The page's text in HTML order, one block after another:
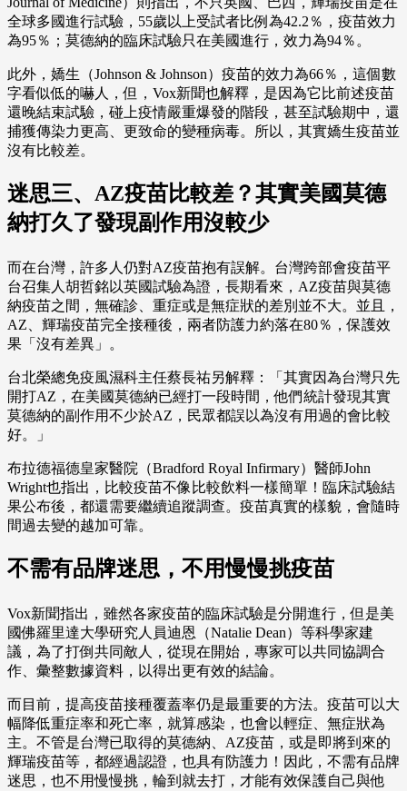
全球多國進行試驗，55歲以上受試者比例為42.2％，疫苗效力
為95％；莫德納的臨床試驗只在美國進行，效力為94％。
此外，嬌生（Johnson & Johnson）疫苗的效力為66％，這個數
字看似低的嚇人，但，Vox新聞也解釋，是因為它比前述疫苗
還晚結束試驗，碰上疫情嚴重爆發的階段，甚至試驗期中，還
捕獲傳染力更高、更致命的變種病毒。所以，其實嬌生疫苗並
沒有比較差。
迷思三、AZ疫苗比較差？其實美國莫德
納打久了發現副作用沒較少
而在台灣，許多人仍對AZ疫苗抱有誤解。台灣跨部會疫苗平
台召集人胡哲銘以英國試驗為證，長期看來，AZ疫苗與莫德
納疫苗之間，無確診、重症或是無症狀的差別並不大。並且，
AZ、輝瑞疫苗完全接種後，兩者防護力約落在80％，保護效
果「沒有差異」。
台北榮總免疫風濕科主任蔡長祐另解釋：「其實因為台灣只先
開打AZ，在美國莫德納已經打一段時間，他們統計發現其實
莫德納的副作用不少於AZ，民眾都誤以為沒有用過的會比較
好。」
布拉德福德皇家醫院（Bradford Royal Infirmary）醫師John
Wright也指出，比較疫苗不像比較飲料一樣簡單！臨床試驗結
果公布後，都還需要繼續追蹤調查。疫苗真實的樣貌，會隨時
間過去變的越加可靠。
不需有品牌迷思，不用慢慢挑疫苗
Vox新聞指出，雖然各家疫苗的臨床試驗是分開進行，但是美
國佛羅里達大學研究人員迪恩（Natalie Dean）等科學家建
議，為了打倒共同敵人，從現在開始，專家可以共同協調合
作、彙整數據資料，以得出更有效的結論。
而目前，提高疫苗接種覆蓋率仍是最重要的方法。疫苗可以大
幅降低重症率和死亡率，就算感染，也會以輕症、無症狀為
主。不管是台灣已取得的莫德納、AZ疫苗，或是即將到來的
輝瑞疫苗等，都經過認證，也具有防護力！因此，不需有品牌
迷思，也不用慢慢挑，輪到就去打，才能有效保護自己與他